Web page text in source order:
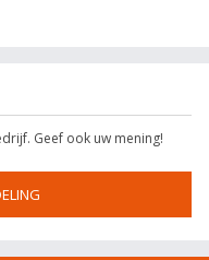
Geef ook uw mening!